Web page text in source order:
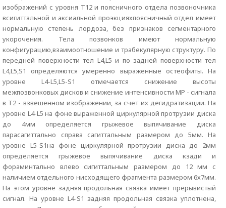
изображений с уровня Т12 и поясничного отдела позвоночника
всигиттальной и аксиальной проэкцияхпоясничный отдел имеет
нормальную степень лордоза, без признаков сегментарного
укорочения. Тела позвонков имеют нормальную
конфигурацию,взаимоотношение и трабекулярную структуру. По
передней поверхности тел L4,L5 и по задней поверхности тел
L4,L5,S1 определяются умеренно выраженные остеофиты. На
уровне L4-L5,L5-S1 отмечается снижение высоты
межпозвонковых дисков и снижение интенсивности МР - сигнала
в Т2 - взвешенном изображении, за счет их дегидратизации. На
уровне L4-L5 на фоне выраженной циркулярной протрузии диска
до 4мм определяется грыжевое выпячивание диска
парасагиттально справа сагиттальным размером до 5мм. На
уровне L5-S1на фоне циркулярной протрузии диска до 2мм
определяется грыжевое выпячивание диска кзади и
фораминтально влево сигиттальным размером до 12 мм с
наличием отдельного нисходящего фрагмента размером 6х7мм.
На этом уровне задняя продольная связка имеет прерывистый
сигнал. На уровне L4-S1 задняя продольная связка уплотнена,